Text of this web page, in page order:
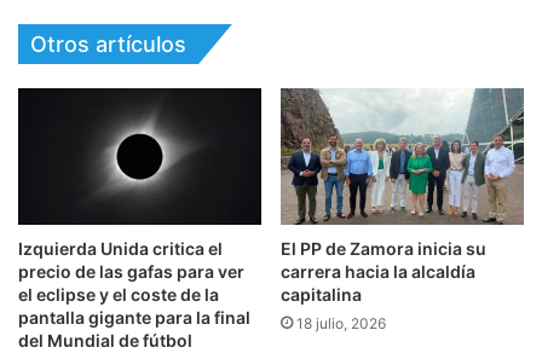
Otros artículos
Izquierda Unida critica el
precio de las gafas para ver
el eclipse y el coste de la
pantalla gigante para la final
del Mundial de fútbol
El PP de Zamora inicia su
carrera hacia la alcaldía
capitalina
18 julio, 2026